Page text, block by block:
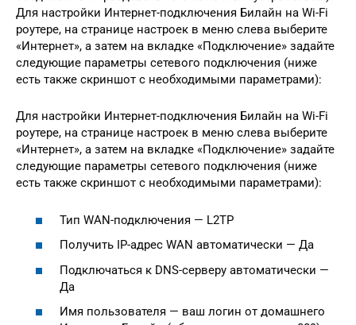
Для настройки Интернет-подключения Билайн на Wi-Fi
роутере, на странице настроек в меню слева выберите
«Интернет», а затем на вкладке «Подключение» задайте
следующие параметры сетевого подключения (ниже
есть также скриншот с необходимыми параметрами):
Для настройки Интернет-подключения Билайн на Wi-Fi
роутере, на странице настроек в меню слева выберите
«Интернет», а затем на вкладке «Подключение» задайте
следующие параметры сетевого подключения (ниже
есть также скриншот с необходимыми параметрами):
Тип WAN-подключения — L2TP
Получить IP-адрес WAN автоматически — Да
Подключаться к DNS-серверу автоматически —
Да
Имя пользователя — ваш логин от домашнего